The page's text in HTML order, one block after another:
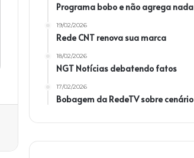
Programa bobo e não agrega nada
19/02/2026
Rede CNT renova sua marca
18/02/2026
NGT Notícias debatendo fatos
17/02/2026
Bobagem da RedeTV sobre cenário